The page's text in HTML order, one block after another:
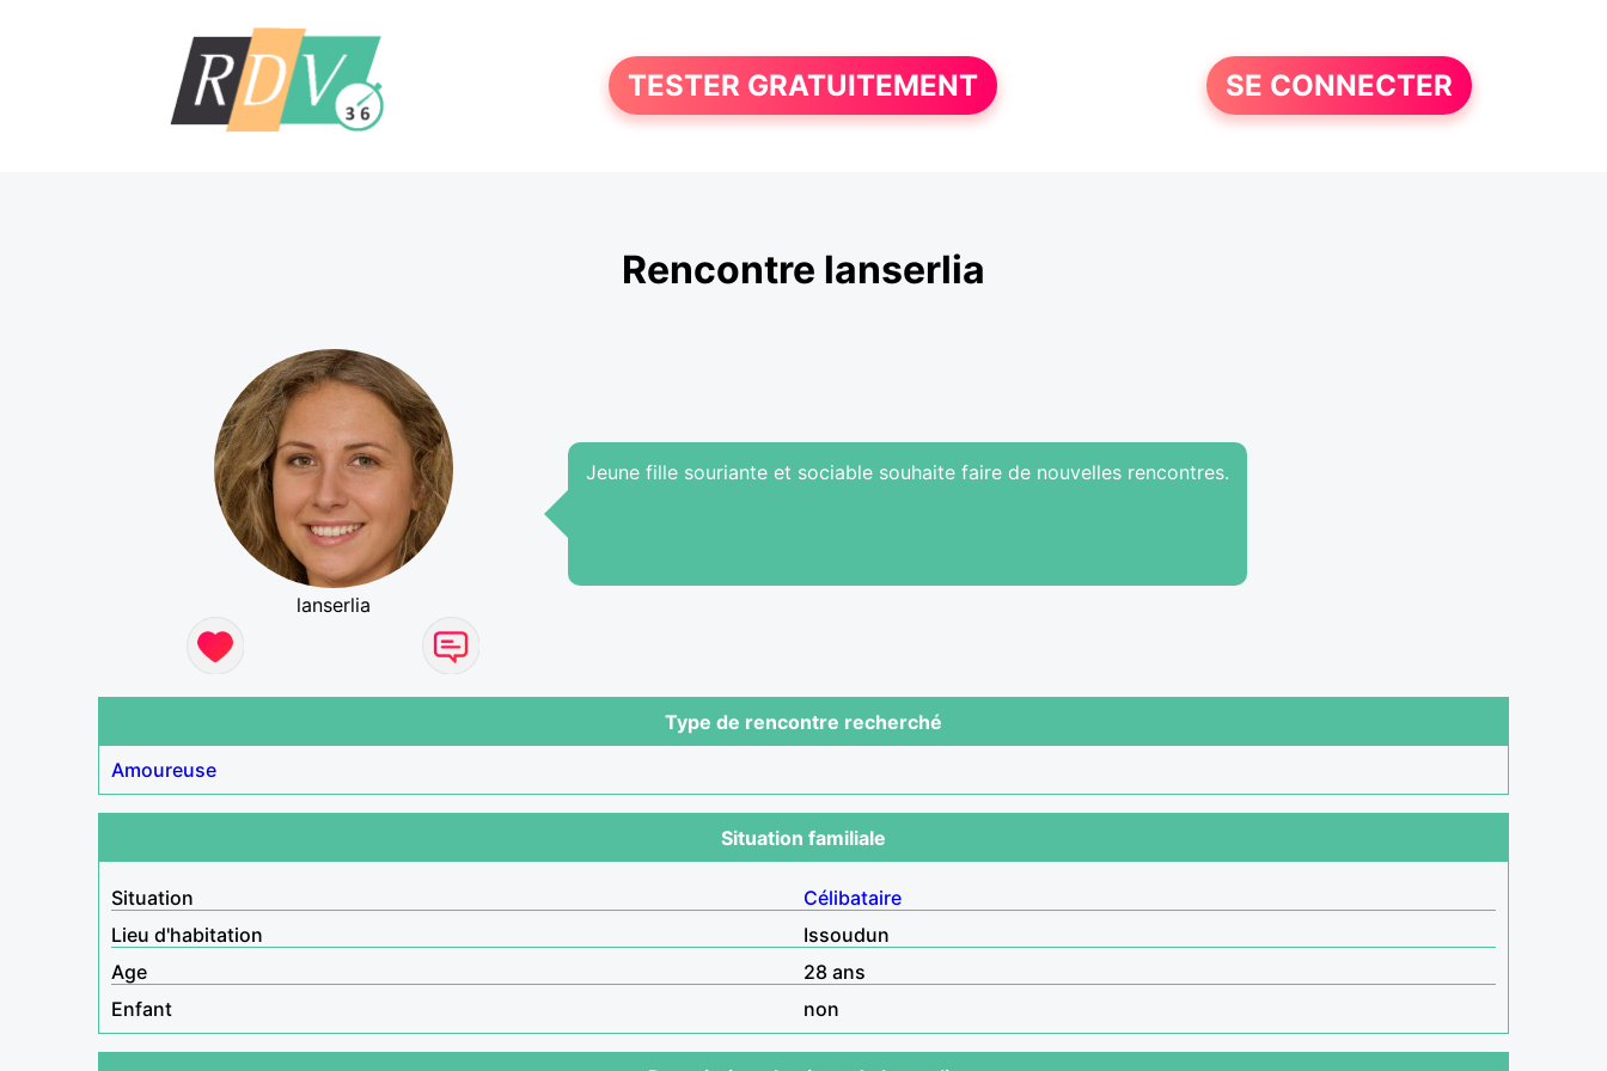
TESTER GRATUITEMENT SE CONNECTER
Rencontre lanserlia
lanserlia
Jeune fille souriante et sociable souhaite faire de nouvelles rencontres.
Type de rencontre recherché
Amoureuse
Situation familiale
Situation
Célibataire
Lieu d'habitation
Issoudun
Age
28 ans
Enfant
non